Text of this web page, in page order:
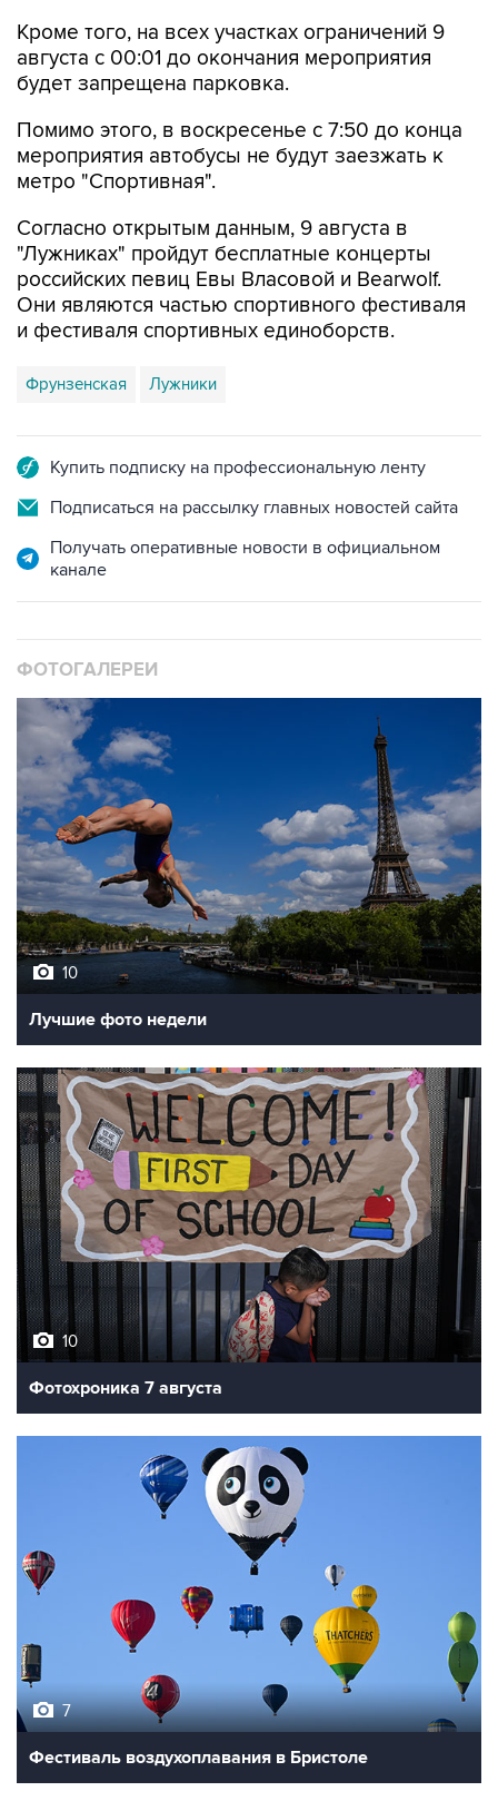
Кроме того, на всех участках ограничений 9
августа с 00:01 до окончания мероприятия
будет запрещена парковка.
Помимо этого, в воскресенье с 7:50 до конца
мероприятия автобусы не будут заезжать к
метро "Спортивная".
Согласно открытым данным, 9 августа в
"Лужниках" пройдут бесплатные концерты
российских певиц Евы Власовой и Bearwolf.
Они являются частью спортивного фестиваля
и фестиваля спортивных единоборств.
Фрунзенская Лужники
Купить подписку на профессиональную ленту
Подписаться на рассылку главных новостей сайта
Получать оперативные новости в официальном
канале
ФОТОГАЛЕРЕИ
10
Лучшие фото недели
10
Фотохроника 7 августа
7
Фестиваль воздухоплавания в Бристоле